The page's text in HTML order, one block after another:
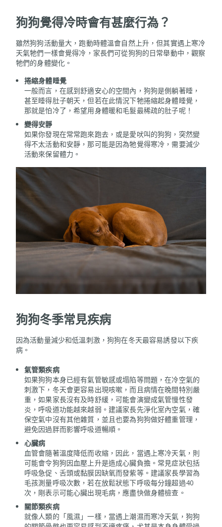
狗狗覺得冷時會有甚麼行為？
雖然狗狗活動量大，跑動時體溫會自然上升，但其實遇上寒冷
天氣牠們一樣會覺得冷，家長們可從狗狗的日常舉動中，觀察
牠們的身體變化。
捲縮身體睡覺
一般而言，在感到舒適安心的空間內，狗狗是側躺著睡，
甚至睡得肚子朝天，但若在此情況下牠捲縮起身體睡覺，
那就是怕冷了，希望用身體暖和毛髮最稀疏的肚子呢！
變得安靜
如果你發現在常常跑來跑去，或是愛吠叫的狗狗，突然變
得不太活動和安靜，那可能是因為牠覺得寒冷，需要減少
活動來保留體力。
狗狗冬季常見疾病
因為活動量減少和低溫刺激，狗狗在冬天最容易誘發以下疾
病。
氣管類疾病
如果狗狗本身已經有氣管敏感或塌陷等問題，在冷空氣的
刺激下，冬天會更容易出現咳嗽，而且病情在晚間特別嚴
重，如果家長沒有及時舒緩，可能會演變成氣管慢性發
炎，呼吸道功能越來越弱。建議家長先淨化室內空氣，確
保空氣中沒有其他雜質，並且也要為狗狗做好體重管理，
避免因過胖而影響呼吸道暢順。
心臟病
血管會隨著溫度降低而收縮，因此，當遇上寒冷天氣，則
可能會令狗狗因血壓上升是造成心臟負擔。常見症狀包括
呼吸急促、舌頭或黏膜因缺氧而發紫等。建議家長學習為
毛孩測量呼吸次數，若在放鬆狀態下呼吸每分鐘超過40
次，剛表示可能心臟出現毛病，應盡快做身體檢查。
關節類疾病
就像人類的「風濕」一樣，當遇上潮濕而寒冷天氣，狗狗